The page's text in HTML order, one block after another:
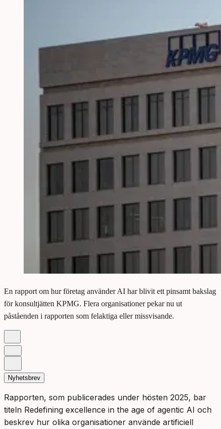
En rapport om hur företag använder AI har blivit ett pinsamt bakslag
för konsultjätten KPMG. Flera organisationer pekar nu ut
påståenden i rapporten som felaktiga eller missvisande.
Nyhetsbrev
Rapporten, som publicerades under hösten 2025, bar
titeln Redefining excellence in the age of agentic AI och
beskrev hur olika organisationer använde artificiell